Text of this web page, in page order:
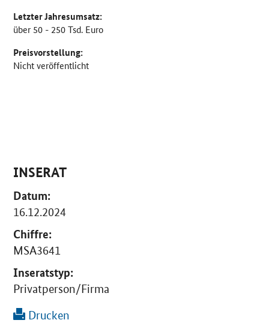
Letzter Jahresumsatz:
über 50 - 250 Tsd. Euro
Preisvorstellung:
Nicht veröffentlicht
INSERAT
Datum:
16.12.2024
Chiffre:
MSA3641
Inseratstyp:
Privatperson/Firma
Drucken